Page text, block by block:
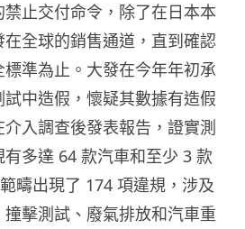
止交付命令，除了在日本本
全球的銷售通道，直到確認
準為止。大發在今年年初承
中造假，懷疑其數據有造假
入調查後發表報告，證實測
多達 64 款汽車和至少 3 款
疇出現了 174 項違規，涉及
擊測試、廢氣排放和汽車重